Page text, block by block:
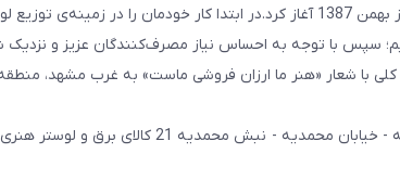
کالای برق و لوستر هنری فعالیت رسمی خود را از بهمن 1387 آغاز کرد.در ابتدا کار
سپس با توجه به احساس نیاز مصرف‌کنندگان عزیز و
شعار «هنر ما ارزان فروشی ماست» به غرب مشهد، منطقه
- نبش محمدیه 21 کالای برق و لوستر هنری